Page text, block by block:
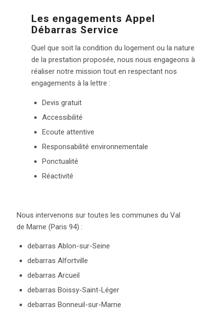
Les engagements Appel
Débarras Service
Quel que soit la condition du logement ou la nature
de la prestation proposée, nous nous engageons à
réaliser notre mission tout en respectant nos
engagements à la lettre :
Devis gratuit
Accessibilité
Ecoute attentive
Responsabilité environnementale
Ponctualité
Réactivité
Nous intervenons sur toutes les communes du Val
de Marne (Paris 94) :
debarras Ablon-sur-Seine
debarras Alfortville
debarras Arcueil
debarras Boissy-Saint-Léger
debarras Bonneuil-sur-Marne